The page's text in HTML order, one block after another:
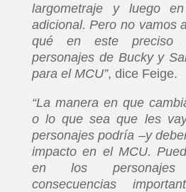
largometraje y luego
adicional. Pero no vamos
qué en este preciso
personajes de Bucky y
para el MCU”, dice Feige.
“La manera en que
o lo que sea que les
personajes podría –y
impacto en el MCU.
en los
consecuencias